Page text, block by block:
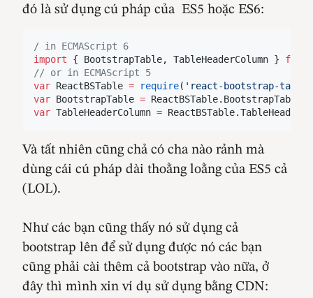
đó là sử dụng cú pháp của ES5 hoặc ES6:
/ in ECMAScript 6
import { BootstrapTable, TableHeaderColumn } from
// or in ECMAScript 5
var ReactBSTable = require( ' react-bootstrap-table
var BootstrapTable = ReactBSTable. BootstrapTable
var TableHeaderColumn = ReactBSTable.
Và tất nhiên cũng chả có cha nào rảnh mà
dùng cái cú pháp dài thoằng loằng của ES5 cả
(LOL).
Như các bạn cũng thấy nó sử dụng cả
bootstrap lên để sử dụng được nó các bạn
cũng phải cài thêm cả bootstrap vào nữa, ở
đây thì mình xin ví dụ sử dụng bằng CDN: